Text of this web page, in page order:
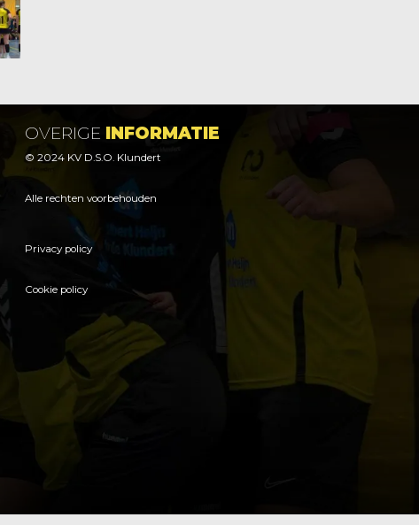
OVERIGE INFORMATIE
© 2024 KV D.S.O. Klundert
Alle rechten voorbehouden
Privacy policy
Cookie policy